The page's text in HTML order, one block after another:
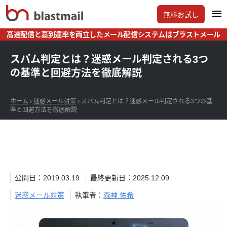
無料お試し
高速配信と高到達率を両立したメール配信システムはブラストメール
スパム判定とは？迷惑メール判定される3つ
の基準と回避方法を徹底解説
ホーム › 迷惑メール対策 › スパム判定とは？迷惑メール判定される3つの基
準と回避方法を徹底解説
公開日：2019.03.19 最終更新日：2025.12.09
迷惑メール対策 執筆者： 森神 佑希